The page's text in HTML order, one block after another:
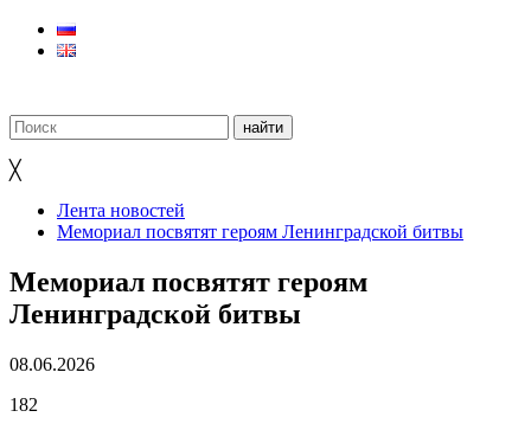
╳
Лента новостей
Мемориал посвятят героям Ленинградской битвы
Мемориал посвятят героям
Ленинградской битвы
08.06.2026
182